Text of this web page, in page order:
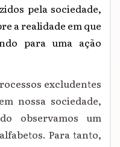
pela sociedade,
a realidade em que
para uma ação
excludentes
nossa sociedade,
observamos um
Para tanto,